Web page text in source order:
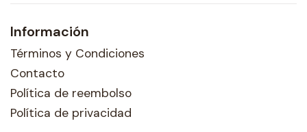
Información
Términos y Condiciones
Contacto
Política de reembolso
Política de privacidad